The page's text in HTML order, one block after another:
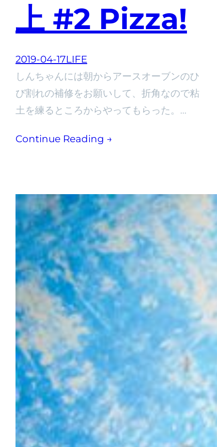
上 #2 Pizza!
2019-04-17LIFE
しんちゃんには朝からアースオーブンのひ
び割れの補修をお願いして、折角なので粘
土を練るところからやってもらった。…
Continue Reading →